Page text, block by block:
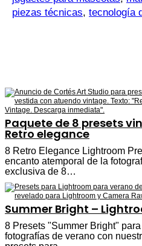
piezas técnicas, tecnología
Paquete de 8 presets
Retro elegance
8 Retro Elegance Lightroom
encanto atemporal de la
exclusiva de 8…
Summer Bright –
8 Presets "Summer Bright"
fotografías de verano con